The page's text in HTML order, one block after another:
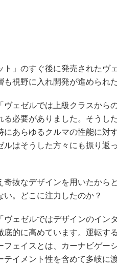
」のすぐ後に発売されたヴ
も視野に入れ開発が進められた
「ヴェゼルでは上級クラスから
る必要がありました。そうし
にあらゆるクルマの性能に対
ルはそうした方々にも振り返
抜なデザインを用いたから
い。どこに注力したのか？
「ヴェゼルではデザインのイン
底的に高めています。運転す
フェイスとは、カーナビゲー
テイメント性を含めて多岐に